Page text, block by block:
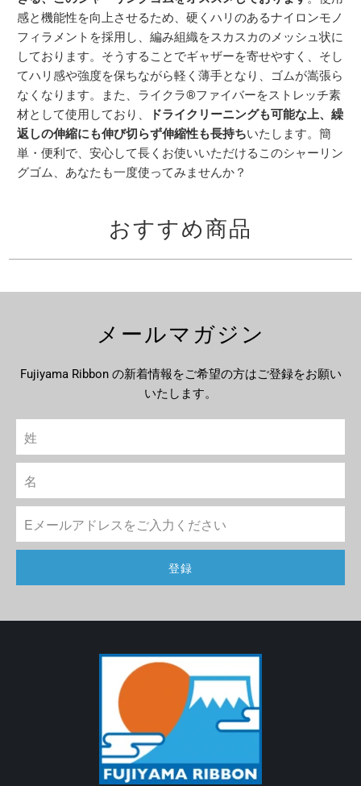
感と機能性を向上させるため、硬くハリのあるナイロンモノ
フィラメントを採用し、編み組織をスカスカのメッシュ状に
しております。そうすることでギャザーを寄せやすく、そし
てハリ感や強度を保ちながら軽く薄手となり、ゴムが嵩張ら
なくなります。また、ライクラ®ファイバーをストレッチ素
材として使用しており、
ドライクリーニングも可能な上、繰
返しの伸縮にも伸び切らず伸縮性も長持ちいたします。簡
単・便利で、安心して長くお使いいただけるこのシャーリン
グゴム、あなたも一度使ってみませんか？
おすすめ商品
メールマガジン
Fujiyama Ribbon の新着情報をご希望の方はご登録をお願い
いたします。